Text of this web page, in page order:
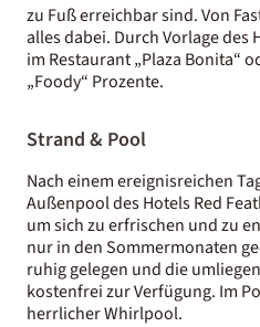
zu Fuß erreichbar sind. Von
alles dabei. Durch Vorlage des
im Restaurant „Plaza Bonita“
„Foody“ Prozente.
Strand & Pool
Nach einem ereignisreichen
Außenpool des Hotels Red
um sich zu erfrischen und zu
nur in den Sommermonaten
ruhig gelegen und die
kostenfrei zur Verfügung. Im
herrlicher Whirlpool.